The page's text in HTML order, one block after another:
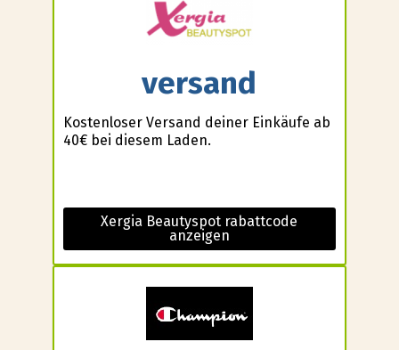
versand
Kostenloser Versand deiner Einkäufe ab
40€ bei diesem Laden.
Xergia Beautyspot rabattcode
anzeigen